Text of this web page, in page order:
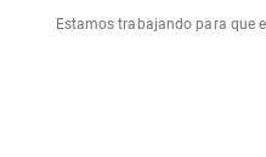
Estamos trabajando para que